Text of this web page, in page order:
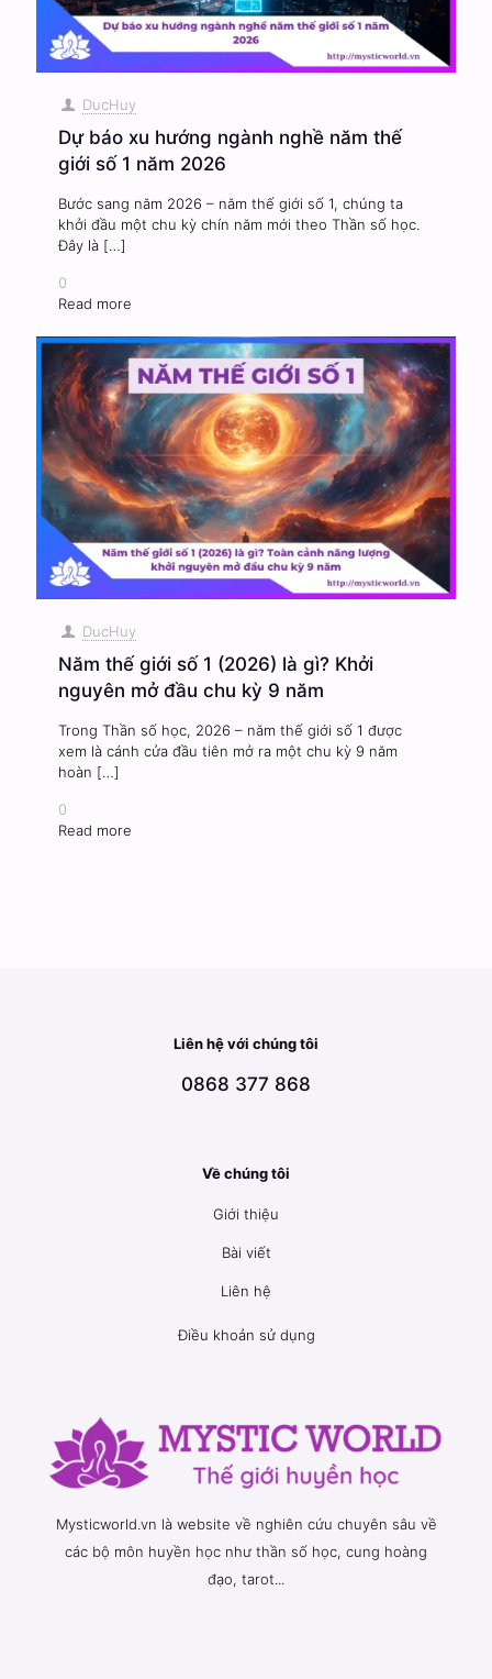
DucHuy
Dự báo xu hướng ngành nghề năm thế
giới số 1 năm 2026
Bước sang năm 2026 – năm thế giới số 1, chúng ta
khởi đầu một chu kỳ chín năm mới theo Thần số học.
Đây là […]
0
Read more
DucHuy
Năm thế giới số 1 (2026) là gì? Khởi
nguyên mở đầu chu kỳ 9 năm
Trong Thần số học, 2026 – năm thế giới số 1 được
xem là cánh cửa đầu tiên mở ra một chu kỳ 9 năm
hoàn […]
0
Read more
Liên hệ với chúng tôi
0868 377 868
Về chúng tôi
Giới thiệu
Bài viết
Liên hệ
Điều khoản sử dụng
Mysticworld.vn là website về nghiên cứu chuyên sâu về
các bộ môn huyền học như thần số học, cung hoàng
đạo, tarot...